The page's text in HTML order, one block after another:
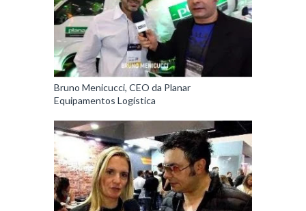
Bruno Menicucci, CEO da Planar
Equipamentos Logística